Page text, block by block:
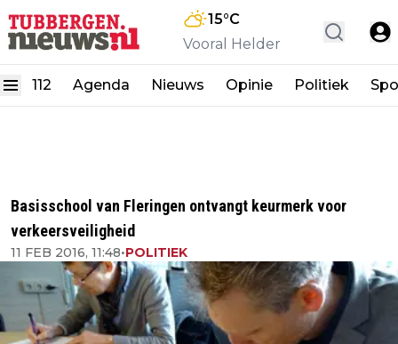
15°C
Vooral Helder
112 Agenda Nieuws Opinie Politiek
Basisschool van Fleringen ontvangt keurmerk voor
verkeersveiligheid
11 FEB 2016, 11:48•POLITIEK